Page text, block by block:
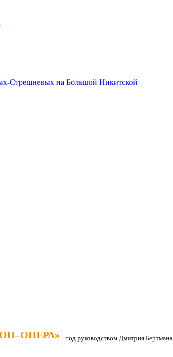
Стрешневых на Большой Никитской
под руководством Дмитрия Бертмана